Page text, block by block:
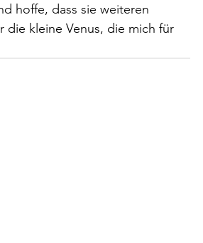
hoffe, dass sie weiteren
die kleine Venus, die mich für